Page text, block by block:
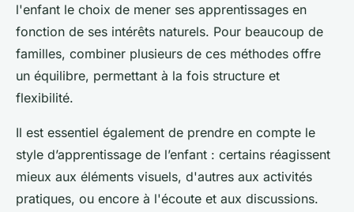
l'enfant le choix de mener ses apprentissages en
fonction de ses intérêts naturels. Pour beaucoup de
familles, combiner plusieurs de ces méthodes offre
un équilibre, permettant à la fois structure et
flexibilité.
Il est essentiel également de prendre en compte le
style d’apprentissage de l’enfant : certains réagissent
mieux aux éléments visuels, d'autres aux activités
pratiques, ou encore à l'écoute et aux discussions.